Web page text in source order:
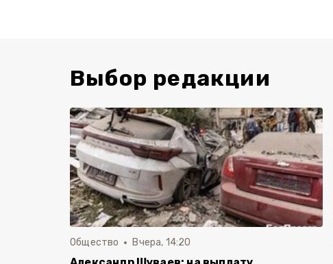
Выбор редакции
Общество Вчера, 14:20